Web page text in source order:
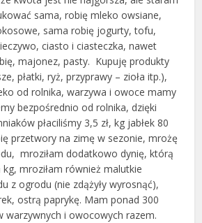
sama, robię mleko owsiane,
sama robię jogurty, tofu,
ciasto i ciasteczka, nawet
majonez, pasty. Kupuję produkty
płatki, ryż, przyprawy – zioła itp.),
od rolnika, warzywa i owoce mamy
bezpośrednio od rolnika, dzięki
płaciliśmy 3,5 zł, kg jabłek 80
przetwory na zimę w sezonie, mrożę
mroziłam dodatkowo dynię, którą
kg, mroziłam również malutkie
z ogrodu (nie zdążyły wyrosnąć),
ostrą paprykę. Mam ponad 300
warzywnych i owocowych razem.